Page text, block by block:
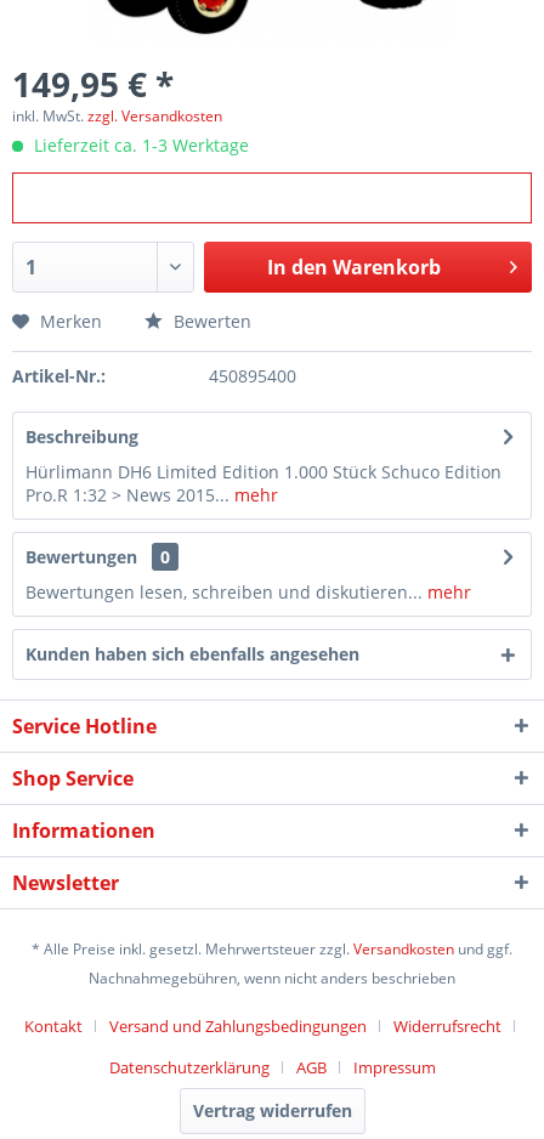
149,95 € *
inkl. MwSt.zzgl. Versandkosten
Lieferzeit ca. 1-3 Werktage
In den Warenkorb
Merken Bewerten
Artikel-Nr.: 450895400
Beschreibung
Hürlimann DH6 Limited Edition 1.000 Stück Schuco Edition
Pro.R 1:32 > News 2015... mehr
Bewertungen
0
Bewertungen lesen, schreiben und diskutieren... mehr
Kunden haben sich ebenfalls angesehen
Service Hotline
Shop Service
Informationen
Newsletter
* Alle Preise inkl. gesetzl. Mehrwertsteuer zzgl.Versandkosten und ggf.
Nachnahmegebühren, wenn nicht anders beschrieben
Kontakt Versand und Zahlungsbedingungen
Widerrufsrecht
Datenschutzerklärung
AGB Impressum
Vertrag widerrufen